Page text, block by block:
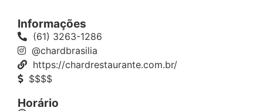
Informações
(61) 3263-1286
@chardbrasilia
https://chardrestaurante.com.br/
$$$$
Horário